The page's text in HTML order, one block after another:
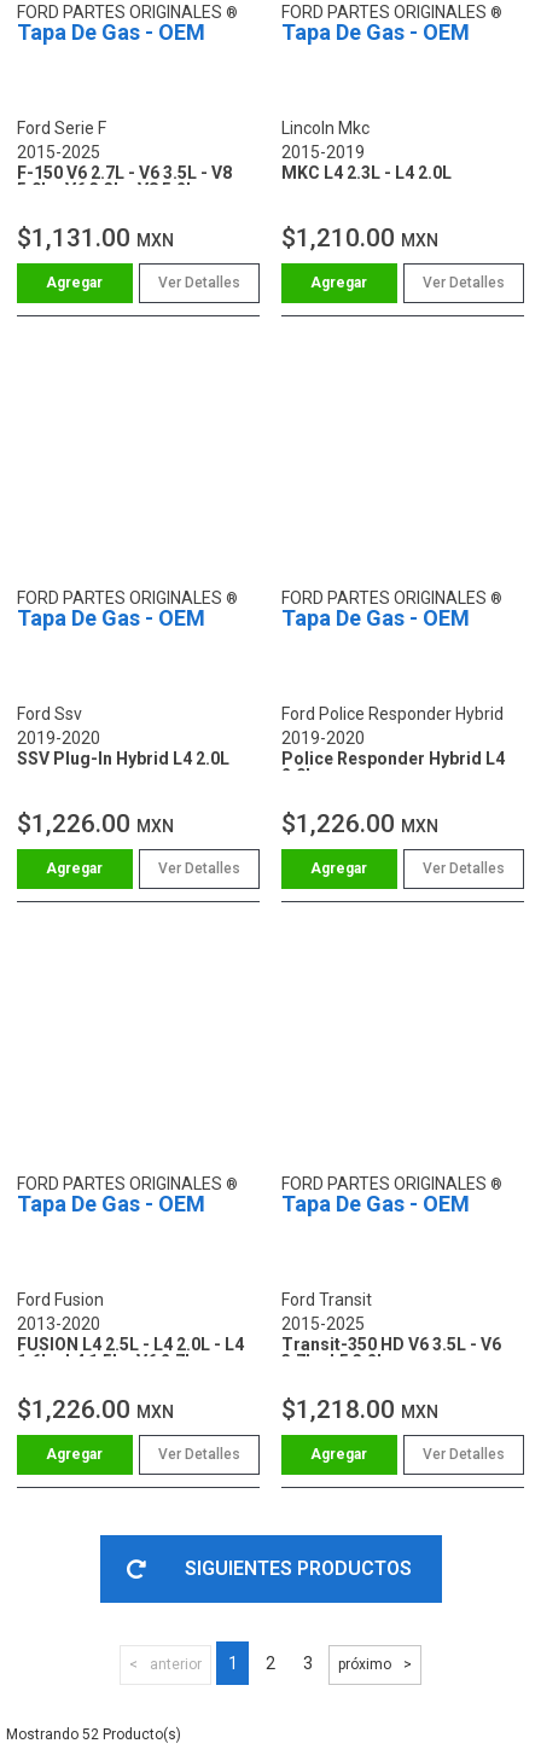
FORD PARTES ORIGINALES
Tapa De Gas - OEM
Ford Serie F
2015-2025
F-150 V6 2.7L - V6 3.5L - V8
5.0L - V6 3.3L - V8 5.2L
$1,131.00 MXN
Ver Detalles
FORD PARTES ORIGINALES
Tapa De Gas - OEM
Lincoln Mkc
2015-2019
MKC L4 2.3L - L4 2.0L
$1,210.00 MXN
Ver Detalles
FORD PARTES ORIGINALES
Tapa De Gas - OEM
Ford Ssv
2019-2020
SSV Plug-In Hybrid L4 2.0L
$1,226.00 MXN
Ver Detalles
FORD PARTES ORIGINALES
Tapa De Gas - OEM
Ford Police Responder Hybrid
2019-2020
Police Responder Hybrid L4
2.0L
$1,226.00 MXN
Ver Detalles
FORD PARTES ORIGINALES
Tapa De Gas - OEM
Ford Fusion
2013-2020
FUSION L4 2.5L - L4 2.0L - L4
1.6L - L4 1.5L - V6 2.7L
$1,226.00 MXN
Ver Detalles
FORD PARTES ORIGINALES
Tapa De Gas - OEM
Ford Transit
2015-2025
Transit-350 HD V6 3.5L - V6
3.7L - L5 3.2L
$1,218.00 MXN
Ver Detalles
SIGUIENTES PRODUCTOS
anterior 1 2 3 próximo
52